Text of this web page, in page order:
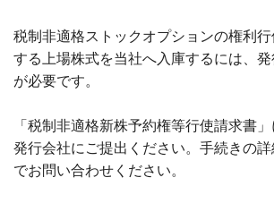
税制非適格ストックオプションの権利
する上場株式を当社へ入庫するには、
が必要です。
「税制非適格新株予約権等行使請求書」
発行会社にご提出ください。手続きの詳
でお問い合わせください。